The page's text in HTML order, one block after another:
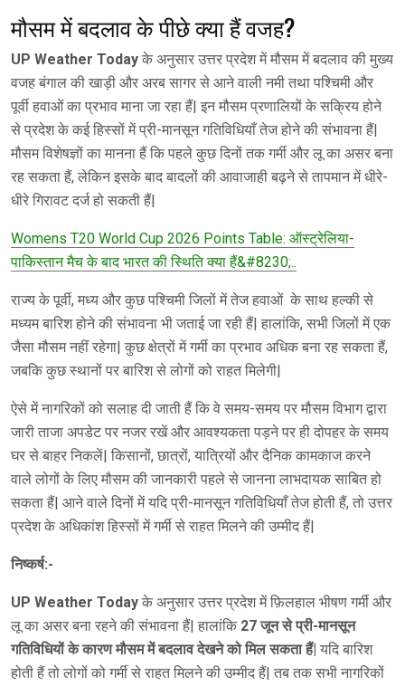
मौसम में बदलाव के पीछे क्या हैं वजह?
UP Weather Today के अनुसार उत्तर प्रदेश में मौसम में बदलाव की मुख्य
वजह बंगाल की खाड़ी और अरब सागर से आने वाली नमी तथा पश्चिमी और
पूर्वी हवाओं का प्रभाव माना जा रहा हैं| इन मौसम प्रणालियों के सक्रिय होने
से प्रदेश के कई हिस्सों में प्री-मानसून गतिविधियाँ तेज होने की संभावना हैं|
मौसम विशेषज्ञों का मानना हैं कि पहले कुछ दिनों तक गर्मी और लू का असर बना
रह सकता हैं, लेकिन इसके बाद बादलों की आवाजाही बढ़ने से तापमान में धीरे-
धीरे गिरावट दर्ज हो सकती हैं|
Womens T20 World Cup 2026 Points Table: ऑस्ट्रेलिया-
पाकिस्तान मैच के बाद भारत की स्थिति क्या हैं&#8230;..
राज्य के पूर्वी, मध्य और कुछ पश्चिमी जिलों में तेज हवाओं के साथ हल्की से
मध्यम बारिश होने की संभावना भी जताई जा रही हैं| हालांकि, सभी जिलों में एक
जैसा मौसम नहीं रहेगा| कुछ क्षेत्रों में गर्मी का प्रभाव अधिक बना रह सकता हैं,
जबकि कुछ स्थानों पर बारिश से लोगों को राहत मिलेगी|
ऐसे में नागरिकों को सलाह दी जाती हैं कि वे समय-समय पर मौसम विभाग द्वारा
जारी ताजा अपडेट पर नजर रखें और आवश्यकता पड़ने पर ही दोपहर के समय
घर से बाहर निकलें| किसानों, छात्रों, यात्रियों और दैनिक कामकाज करने
वाले लोगों के लिए मौसम की जानकारी पहले से जानना लाभदायक साबित हो
सकता हैं| आने वाले दिनों में यदि प्री-मानसून गतिविधियाँ तेज होती हैं, तो उत्तर
प्रदेश के अधिकांश हिस्सों में गर्मी से राहत मिलने की उम्मीद हैं|
निष्कर्ष:-
UP Weather Today के अनुसार उत्तर प्रदेश में फ़िलहाल भीषण गर्मी और
लू का असर बना रहने की संभावना हैं| हालांकि 27 जून से प्री-मानसून
गतिविधियों के कारण मौसम में बदलाव देखने को मिल सकता हैं| यदि बारिश
होती हैं तो लोगों को गर्मी से राहत मिलने की उम्मीद हैं| तब तक सभी नागरिकों